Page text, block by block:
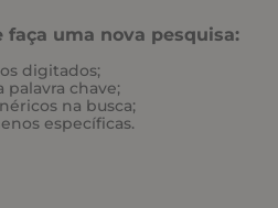
faça uma nova pesquisa:
digitados;
palavra chave;
na busca;
específicas.